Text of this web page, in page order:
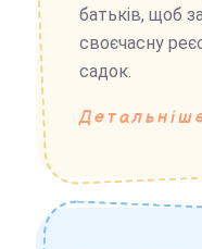
батьків, щоб
своєчасну
садок.